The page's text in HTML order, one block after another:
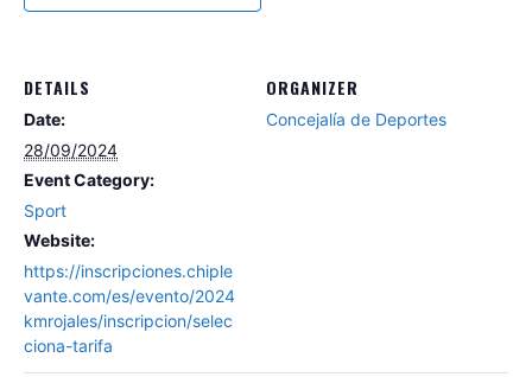
DETAILS
Date:
28/09/2024
Event Category:
Sport
Website:
https://inscripciones.chiple
vante.com/es/evento/2024
kmrojales/inscripcion/selec
ciona-tarifa
ORGANIZER
Concejalía de Deportes